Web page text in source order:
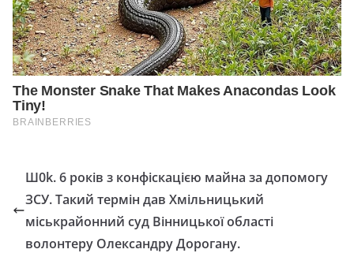
Ш0k. 6 років з конфіскацією майна за допомогу
ЗСУ. Такий термін дав Хмільницький
міськрайонний суд Вінницької області
волонтеру Олександру Дорогану.